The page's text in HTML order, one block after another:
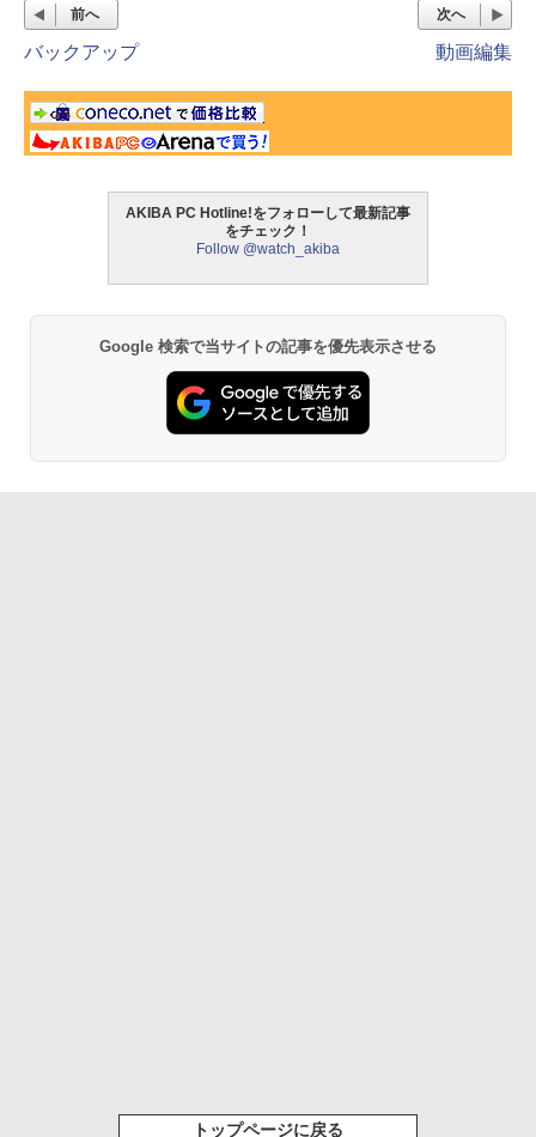
前へ
バックアップ
次へ
動画編集
AKIBA PC Hotline!をフォローして最新記事
をチェック！
Follow @watch_akiba
Google 検索で当サイトの記事を優先表示させる
トップページに戻る